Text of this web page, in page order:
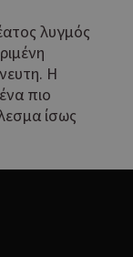
λυγμός
Η
πιο
ίσως